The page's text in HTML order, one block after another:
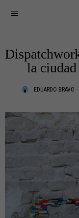
la
EDUARDO BRAVO